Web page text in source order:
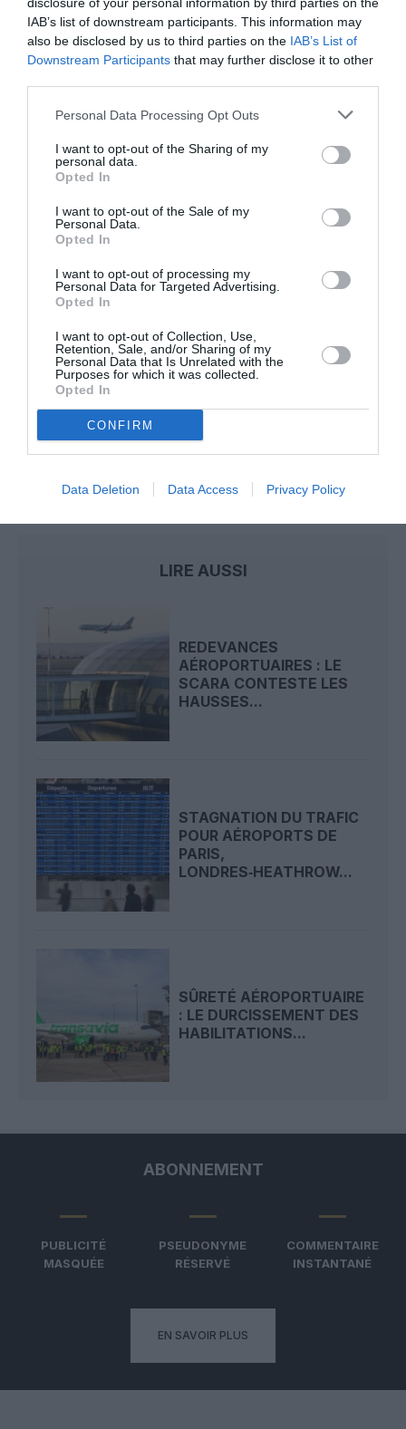
IAB’s list of downstream participants. This information may
also be disclosed by us to third parties on the IAB’s List of
Downstream Participants that may further disclose it to other
Personal Data Processing Opt Outs
I want to opt-out of the Sharing of my
personal data.
Opted In
I want to opt-out of the Sale of my
Personal Data.
Opted In
I want to opt-out of processing my
Personal Data for Targeted Advertising.
Opted In
I want to opt-out of Collection, Use,
Retention, Sale, and/or Sharing of my
Personal Data that Is Unrelated with the
Purposes for which it was collected.
Opted In
CONFIRM
Data Deletion Data Access Privacy Policy
NOUS SOUTENIR
DERNIERS COMMENTAIRES
Tiloa commenté l'article :
Airbus A320neo et A350 : un défaut latent de bouton
Thaïlandea commenté l'article :
Il s’est masturbé sur une passagère endormie : trois ans
de prison et interdiction de séjour en Thaïlande
LIRE AUSSI
REDEVANCES
AÉROPORTUAIRES : LE
SCARA CONTESTE LES
HAUSSES...
STAGNATION DU TRAFIC
POUR AÉROPORTS DE
PARIS,
LONDRES‑HEATHROW...
SÛRETÉ AÉROPORTUAIRE
: LE DURCISSEMENT DES
HABILITATIONS...
ABONNEMENT
PUBLICITÉ
MASQUÉE
PSEUDONYME
RÉSERVÉ
COMMENTAIRE
INSTANTANÉ
EN SAVOIR PLUS